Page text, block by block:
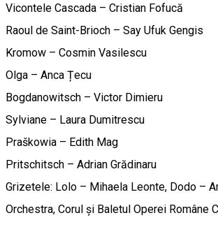
Vicontele Cascada – Cristian Fofucă
Raoul de Saint-Brioch – Say Ufuk Gengis
Kromow – Cosmin Vasilescu
Olga – Anca Țecu
Bogdanowitsch – Victor Dimieru
Sylviane – Laura Dumitrescu
Praškowia – Edith Mag
Pritschitsch – Adrian Grădinaru
Grizetele: Lolo – Mihaela Leonte, Dodo –
Orchestra, Corul și Baletul Operei Române